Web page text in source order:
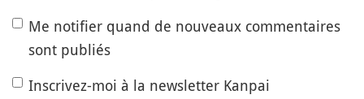
Me notifier quand de nouveaux commentaires
sont publiés
Inscrivez-moi à la newsletter Kanpai